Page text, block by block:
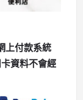
上付款系統
資料不會經